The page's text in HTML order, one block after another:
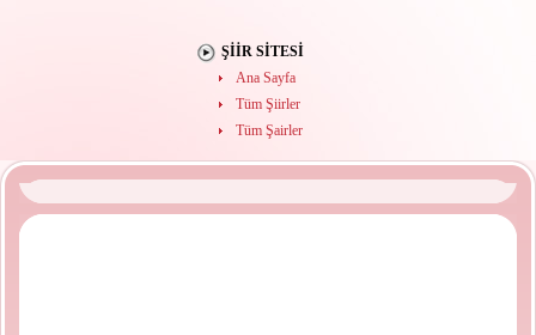
ŞIIR SITESI
Ana Sayfa
Tüm Şiirler
Tüm Şairler